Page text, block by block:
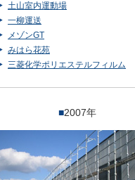
土山室内運動場
一柳運送
メゾンGT
みはら花苑
三菱化学ポリエステルフィルム
■2007年